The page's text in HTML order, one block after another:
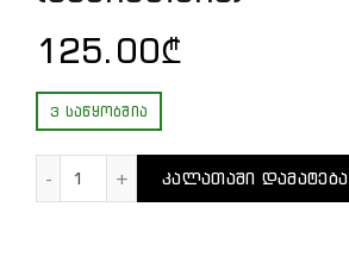
125.00₾
3 ᲡᲐᲬᲧᲝᲑᲨᲘᲐ
ᲙᲐᲚᲐᲗᲐᲨᲘ ᲓᲐᲛᲐᲢᲔᲑᲐ